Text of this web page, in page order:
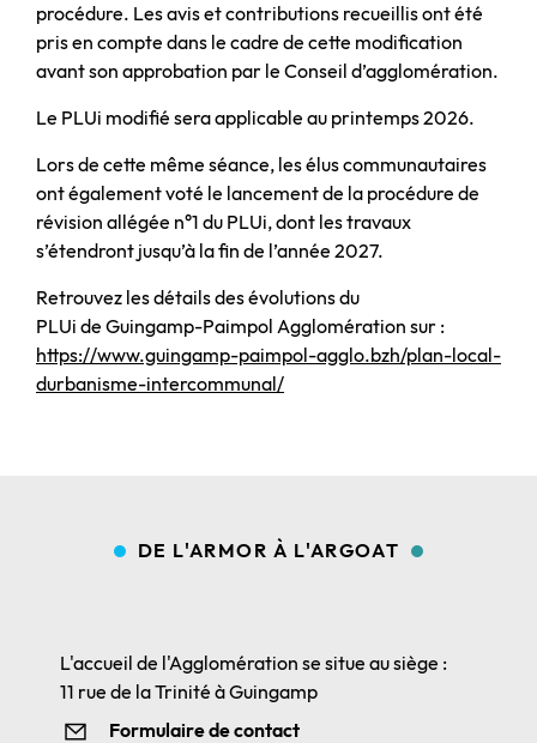
procédure. Les avis et contributions recueillis ont été
pris en compte dans le cadre de cette modification
avant son approbation par le Conseil d’agglomération.
Le PLUi modifié sera applicable au printemps 2026.
Lors de cette même séance, les élus communautaires
ont également voté le lancement de la procédure de
révision allégée n°1 du PLUi, dont les travaux
s’étendront jusqu’à la fin de l’année 2027.
Retrouvez les détails des évolutions du
PLUi de Guingamp-Paimpol Agglomération sur :
https://www.guingamp-paimpol-agglo.bzh/plan-local-
durbanisme-intercommunal/
DE L'ARMOR À L'ARGOAT
L'accueil de l'Agglomération se situe au siège :
11 rue de la Trinité à Guingamp
Formulaire de contact